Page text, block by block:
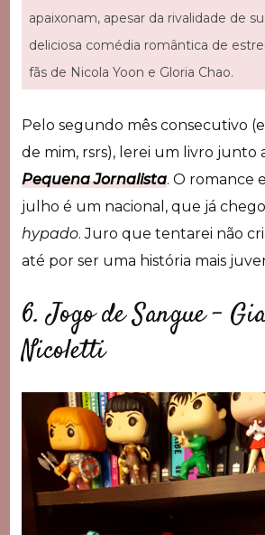
apaixonam, apesar da rivalidade de
deliciosa comédia romântica de
fãs de Nicola Yoon e Gloria Chao.
Pelo segundo mês consecutivo
de mim, rsrs), lerei um livro junto
Pequena Jornalista. O romance
julho é um nacional, que já
hypado. Juro que tentarei não
até por ser uma história mais
6. Jogo de Sangue –
Nicoletti